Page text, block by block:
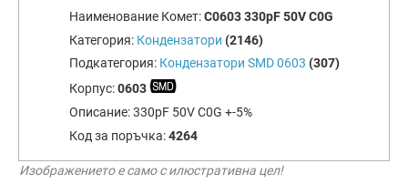
Наименование Комет:C0603 330pF 50V C0G
Категория: Кондензатори (2146)
Подкатегория: Кондензатори SMD 0603 (307)
Корпус:0603
Описание:330pF 50V C0G +-5%
Код за поръчка:4264
Изображението е само с илюстративна цел!